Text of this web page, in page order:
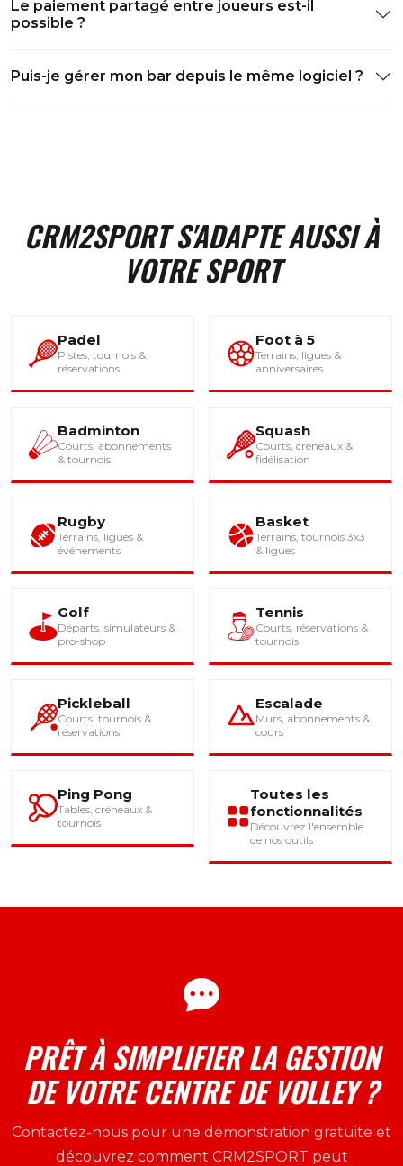
Le paiement partagé entre joueurs est-il
possible ?
Puis-je gérer mon bar depuis le même logiciel ?
CRM2SPORT S'ADAPTE AUSSI À
VOTRE SPORT
Padel
Pistes, tournois &
réservations
Foot à 5
Terrains, ligues &
anniversaires
Badminton
Courts, abonnements
& tournois
Squash
Courts, créneaux &
fidélisation
Rugby
Terrains, ligues &
événements
Basket
Terrains, tournois 3x3
& ligues
Golf
Départs, simulateurs &
pro-shop
Tennis
Courts, réservations &
tournois
Pickleball
Courts, tournois &
réservations
Escalade
Murs, abonnements &
cours
Ping Pong
Tables, créneaux &
tournois
Toutes les
fonctionnalités
Découvrez l'ensemble
de nos outils
PRÊT À SIMPLIFIER LA GESTION
DE VOTRE CENTRE DE VOLLEY ?
Contactez-nous pour une démonstration gratuite et
découvrez comment CRM2SPORT peut